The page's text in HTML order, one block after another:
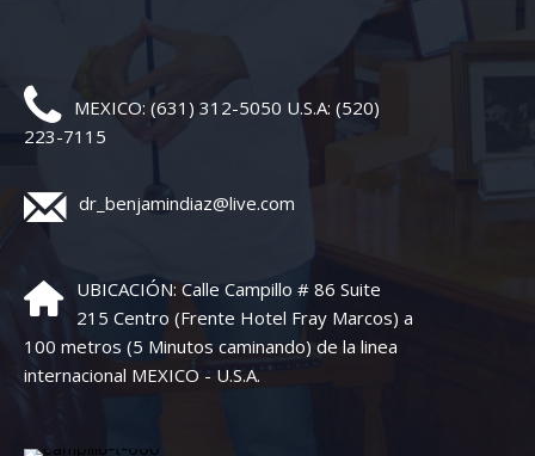
MEXICO: (631) 312-5050 U.S.A: (520)
223-7115
dr_benjamindiaz@live.com
UBICACIÓN: Calle Campillo # 86 Suite
215 Centro (Frente Hotel Fray Marcos) a
100 metros (5 Minutos caminando) de la linea
internacional MEXICO - U.S.A.